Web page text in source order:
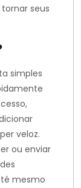
seus
simples
veloz.
ou enviar
mesmo